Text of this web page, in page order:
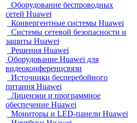
Оборудование беспроводных
сетей Huawei
Конвергентные системы Huawei
Системы сетевой безопасности и
защиты Huawei
Решения Huawei
Оборудование Huawei для
видеоконференцсвязи
Источники бесперебойного
питания Huawei
Лицензии и программное
обеспечение Huawei
Мониторы и LED-панели Huawei